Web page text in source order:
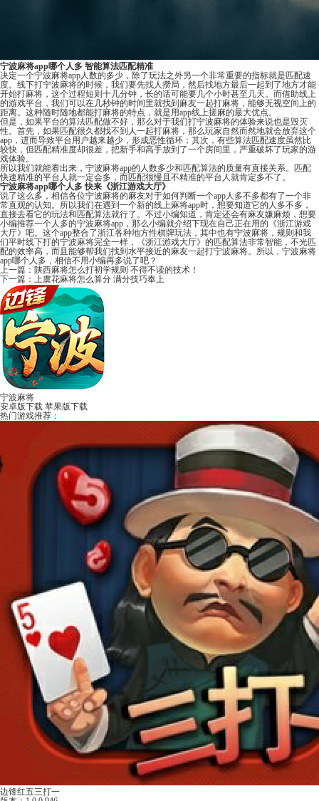
宁波麻将app哪个人多 智能算法匹配精准
决定一个宁波麻将app人数的多少，除了玩法之外另一个非常重要的指标就是匹配速
度。线下打宁波麻将的时候，我们要先找人攒局，然后找地方最后一起到了地方才能
开始打麻将，这个过程短则十几分钟，长的话可能要几个小时甚至几天。而借助线上
的游戏平台，我们可以在几秒钟的时间里就找到麻友一起打麻将，能够无视空间上的
距离。这种随时随地都能打麻将的特点，就是用app线上搓麻的最大优点。
但是，如果平台的算法匹配做不好，那么对于我们打宁波麻将的体验来说也是毁灭
性。首先，如果匹配很久都找不到人一起打麻将，那么玩家自然而然地就会放弃这个
app，进而导致平台用户越来越少，形成恶性循环；其次，有些算法匹配速度虽然比
较快，但匹配精准度却很差，把新手和高手放到了一个房间里，严重破坏了玩家的游
戏体验。
所以我们就能看出来，宁波麻将app的人数多少和匹配算法的质量有直接关系。匹配
快速精准的平台人就一定会多，而匹配很慢且不精准的平台人就肯定多不了。
宁波麻将app哪个人多 快来《浙江游戏大厅》
说了这么多，相信各位宁波麻将的麻友对于如何判断一个app人多不多都有了一个非
常直观的认知。所以我们在遇到一个新的线上麻将app时，想要知道它的人多不多，
直接去看它的玩法和匹配算法就行了。不过小编知道，肯定还会有麻友嫌麻烦，想要
小编推荐一个人多的宁波麻将app，那么小编就介绍下现在自己正在用的《浙江游戏
大厅》吧。这个app整合了浙江各种地方性棋牌玩法，其中也有宁波麻将，规则和我
们平时线下打的宁波麻将完全一样，《浙江游戏大厅》的匹配算法非常智能，不光匹
配的效率高，而且能够帮我们找到水平接近的麻友一起打宁波麻将。所以，宁波麻将
app哪个人多，相信不用小编再多说了吧？
上一篇： 陕西麻将怎么打初学规则 不得不读的技术！
下一篇： 上虞花麻将怎么算分 满分技巧奉上
宁波麻将
安卓版下载 苹果版下载
热门游戏推荐：
边锋红五三打一